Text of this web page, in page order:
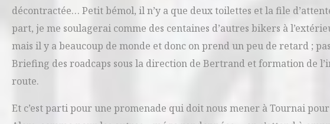
décontractée… Petit bémol, il n’y a que deux toilettes et la file
part, je me soulagerai comme des centaines d’autres bikers à
mais il y a beaucoup de monde et donc on prend un peu de retard ;
Briefing des roadcaps sous la direction de Bertrand et formation de
route.
Et c’est parti pour une promenade qui doit nous mener à Tournai